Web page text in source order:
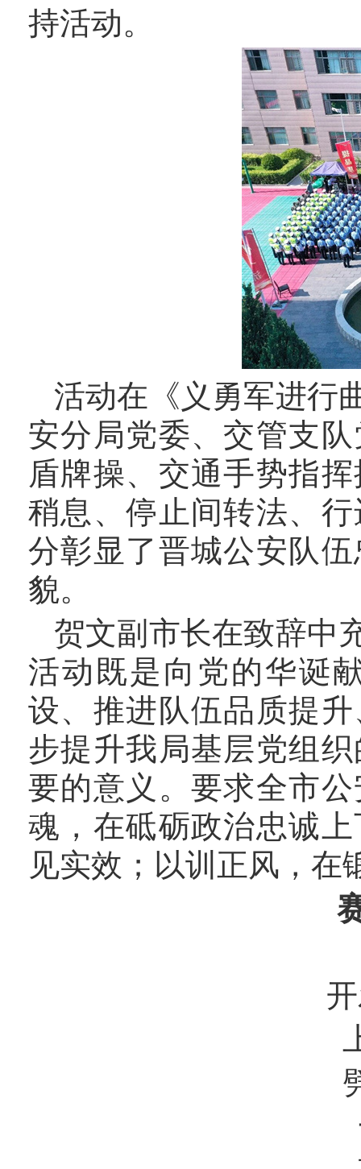
持活动。
活动在《义勇军进行
安分局党委、交管支
盾牌操、交通手势指
稍息、停止间转法、
分彰显了晋城公安队
貌。
贺文副市长在致辞中
活动既是向党的华诞
设、推进队伍品质提
步提升我局基层党组
要的意义。要求全市
魂，在砥砺政治忠诚
见实效；以训正风，在